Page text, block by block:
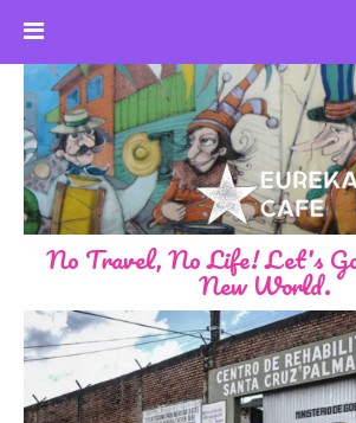
No Travel, No Life! Let's
New World.